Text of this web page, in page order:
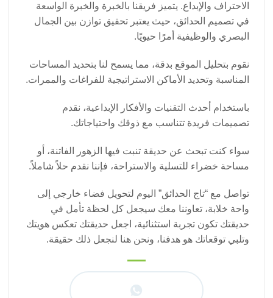
الاحتراف والإبداع. يتميز فريقنا بالخبرة والخبرة الواسعة
في تصميم الحدائق، حيث يعتبر تحقيق توازن بين الجمال
البصري والوظيفية أمرًا حيويًا.
نقوم بتحليل الموقع بدقة، مما يسمح لنا بتحديد المساحات
المناسبة وتحديد الأماكن الاستراتيجية للفراغات والممرات.
باستخدام أحدث التقنيات والأفكار الإبداعية، نقدم
تصميمات فريدة تتناسب مع ذوقك واحتياجاتك.
سواء كنت تبحث عن حديقة تنبت فيها الزهور الفاتنة، أو
مساحة خضراء للتسلية والاستراحة، فإننا نقدم حلاً شاملاً.
تواصل مع “تاج الحدائق” اليوم لتحويل فضاء خارجي إلى
واحة خلابة، تعاوننا معك سيجعل كل لحظة تأمل في
حديقتك تكون تجربة استثنائية، اجعل حديقتك تعكس هويتك
وتلبي توقعاتك هو هدفنا، ونحن هنا لنجعل ذلك حقيقة.